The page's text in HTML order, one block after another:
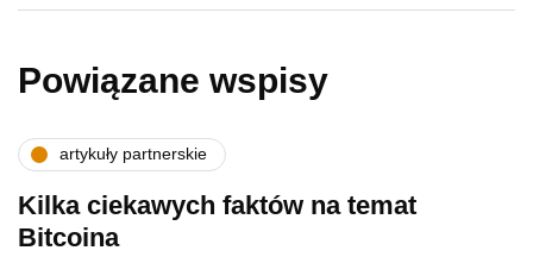
Powiązane wspisy
artykuły partnerskie
Kilka ciekawych faktów na temat
Bitcoina